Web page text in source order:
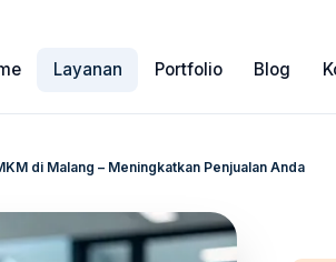
Layanan Portfolio Blog
di Malang – Meningkatkan Penjualan Anda